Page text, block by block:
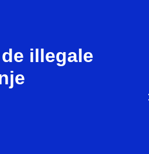
illegale